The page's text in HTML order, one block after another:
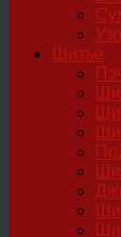
Шитье